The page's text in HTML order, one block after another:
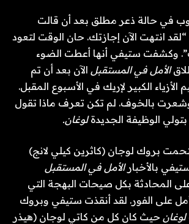
هوب في حالة ذعر مطلق بعد أن قالت
انتهت الآن إجازتك. حان الوقت لتعود
وكشفت ستيفي أنها أعطت الضوء
الأمل في المستقبل الآن بعد أن تم
الأزياء الكبير لإريك في الأسبوع المقبل.
بالخوف. لم تكن تعرف ماذا تقول
الوظيفة الجديدةلوغان.
بروك لوجان (كاثرين كيلي لانج)
بالأخبارالأمل في المستقبل
المحادثة بكل صيحات البهجة التي
على الفور. لقد أنقذت ستيفي وبروك
لوغان حيث كان كل من كاتي لوجان (هيذر